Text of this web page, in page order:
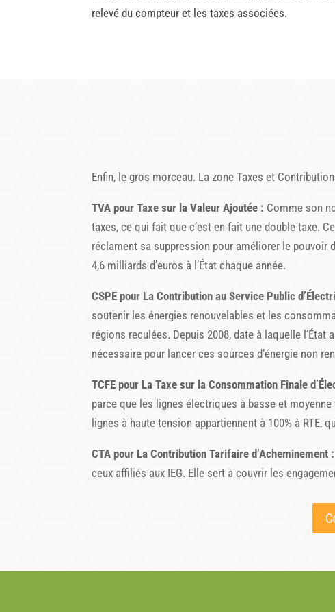
relevé du compteur et les taxes associées.
Enfin, le gros morceau. La zone Taxes et
TVA pour Taxe sur la Valeur Ajoutée : Comme son
taxes, ce qui fait que c’est en fait une double taxe.
réclament sa suppression pour améliorer le pouvoir
4,6 milliards d’euros à l’État chaque année.
CSPE pour La Contribution au Service Public
soutenir les énergies renouvelables et les
régions reculées. Depuis 2008, date à laquelle
nécessaire pour lancer ces sources d’énergie non
TCFE pour La Taxe sur la Consommation Finale
parce que les lignes électriques à basse et
lignes à haute tension appartiennent à 100% à RTE,
CTA pour La Contribution Tarifaire d’Acheminement :
ceux affiliés aux IEG. Elle sert à couvrir les